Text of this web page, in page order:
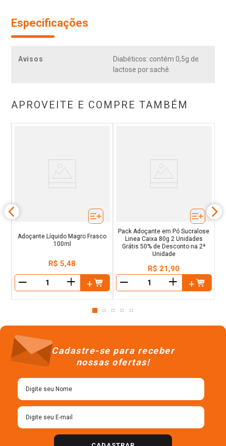
Especificações
Avisos
Diabéticos: contém 0,5g de
lactose por sachê.
APROVEITE E COMPRE TAMBÉM
Adoçante Líquido Magro Frasco
100ml
R$ 5,48
＋
Pack Adoçante em Pó Sucralose
Linea Caixa 80g 2 Unidades
Grátis 50% de Desconto na 2ª
Unidade
R$ 21,90
＋
Cadastre-se para receber
nossas ofertas!